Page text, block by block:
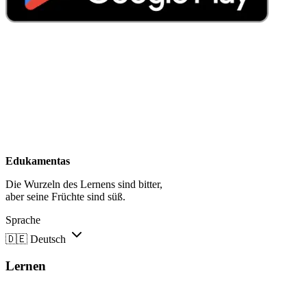
Edukamentas
Die Wurzeln des Lernens sind bitter,
aber seine Früchte sind süß.
Sprache
🇩🇪 Deutsch
Lernen